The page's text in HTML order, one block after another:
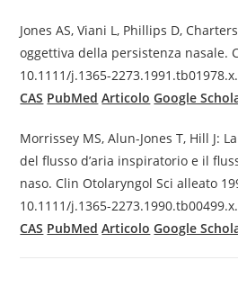
Jones AS, Viani L, Phillips D,
oggettiva della persistenza nasale.
10.1111/j.1365-2273.1991.tb01978.x.
CAS PubMed Articolo Google
Morrissey MS, Alun-Jones T, Hill J:
del flusso d’aria inspiratorio e il
naso. Clin Otolaryngol Sci alleato
10.1111/j.1365-2273.1990.tb00499.x.
CAS PubMed Articolo Google